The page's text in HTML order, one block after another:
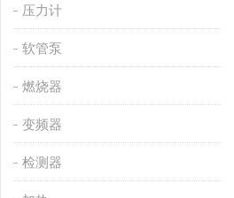
压力计
软管泵
燃烧器
变频器
检测器